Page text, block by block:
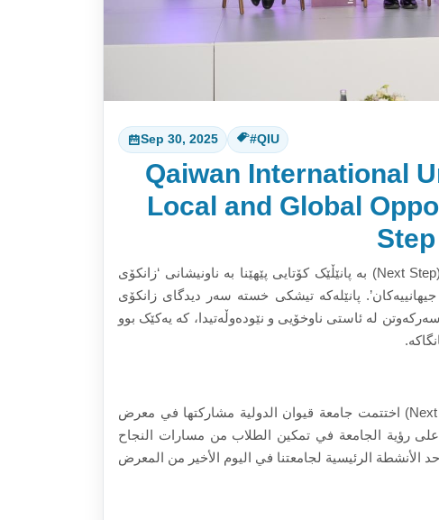
Sep 30, 2025 #QIU
Qaiwan International
Local and Global
زانکۆی نێودەوڵەتی قەیوان بەشداریکردنی لە پێشانگای (Next Step) بە پانێڵێک کۆتایی پێهێنا بە ناونیشانی ‘زانکۆی
پانێلەکە تیشکی خستە سەر دیدگای زانکۆی
لە ئاستی ناوخۆیی و نێودەوڵەتیدا، کە یەکێک بوو
اختتمت جامعة قيوان الدولية مشاركتها في معرض (Next Step) بحلقة نقاشية بعنوان "جامعة قيوان الدولية: بوابة
رؤية الجامعة في تمكين الطلاب من مسارات النجاح